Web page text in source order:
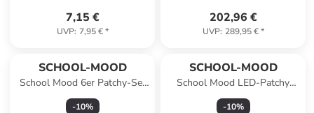
7,15 €
UVP: 7,95 €*
202,96 €
UVP: 289,95 €*
SCHOOL-MOOD
School Mood 6er Patchy-Set
Feuerwehr -001
-10%
SCHOOL-MOOD
School Mood LED-Patchy
Love
-10%